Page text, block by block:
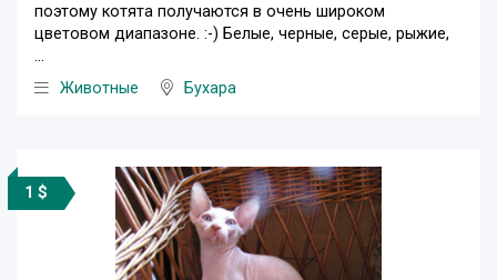
поэтому котята получаются в очень широком
цветовом диапазоне. :-) Белые, черные, серые, рыжие,
...
Животные
Бухара
1 $